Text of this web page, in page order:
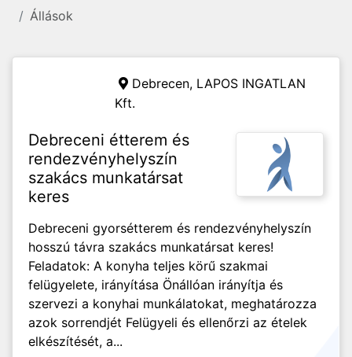
Állások
Debrecen, LAPOS INGATLAN
Kft.
Debreceni étterem és
rendezvényhelyszín
szakács munkatársat
keres
Debreceni gyorsétterem és rendezvényhelyszín
hosszú távra szakács munkatársat keres!
Feladatok: A konyha teljes körű szakmai
felügyelete, irányítása Önállóan irányítja és
szervezi a konyhai munkálatokat, meghatározza
azok sorrendjét Felügyeli és ellenőrzi az ételek
elkészítését, a...